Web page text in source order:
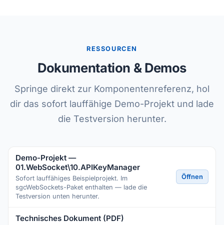
RESSOURCEN
Dokumentation & Demos
Springe direkt zur Komponentenreferenz, hol
dir das sofort lauffähige Demo-Projekt und lade
die Testversion herunter.
Demo-Projekt —
01.WebSocket\10.APIKeyManager
Sofort lauffähiges Beispielprojekt. Im
sgcWebSockets-Paket enthalten — lade die
Testversion unten herunter.
Öffnen
Technisches Dokument (PDF)